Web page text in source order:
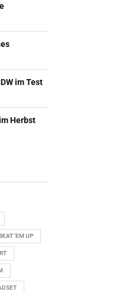
im Test
Herbst
BEAT 'EM UP